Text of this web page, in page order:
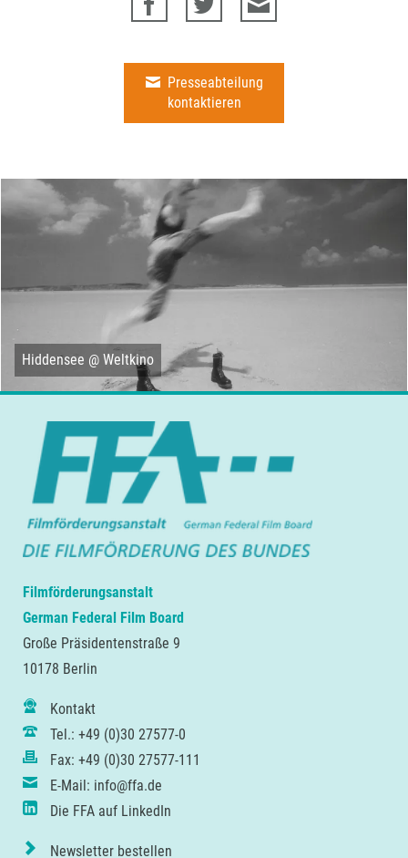
Presseabteilung
kontaktieren
Hiddensee @ Weltkino
Filmförderungsanstalt
German Federal Film Board
Große Präsidentenstraße 9
10178 Berlin
Kontakt
Tel.: +49 (0)30 27577-0
Fax: +49 (0)30 27577-111
E-Mail: info@ffa.de
Die FFA auf LinkedIn
Newsletter bestellen